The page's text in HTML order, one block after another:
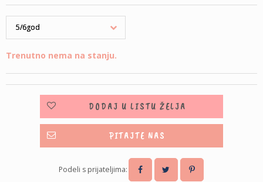
Trenutno nema na stanju.
DODAJ U LISTU ŽELJA
PITAJTE NAS
Podeli s prijateljima: